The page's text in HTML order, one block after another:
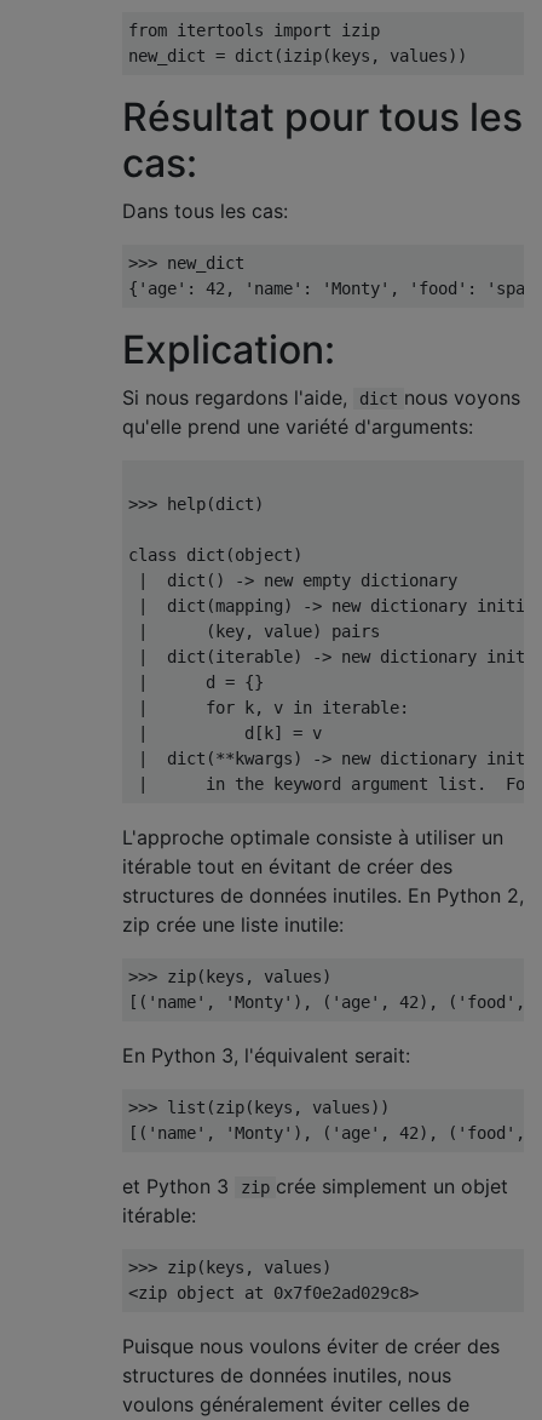
from itertools import izip
new_dict = dict (izip( keys , values))
Résultat pour tous les
cas:
Dans tous les cas:
>>>
{ 'age' : 42 , 'name' : 'Monty' , 'food' :
Explication:
Si nous regardons l'aide, dict nous voyons
qu'elle prend une variété d'arguments:
>>> help(dict)
class dict(object)
|  dict() -> new empty dictionary
|  dict(mapping) -> new dictionary
|      (key, value) pairs
|  dict(iterable) -> new dictionary
|      d = {}
|      for k, v in iterable:
|          d[k] = v
|  dict(**kwargs) -> new dictionary
L'approche optimale consiste à utiliser un
itérable tout en évitant de créer des
structures de données inutiles. En Python 2,
zip crée une liste inutile:
>>> zip( keys , values)
[( 'name' , 'Monty' ), ( 'age' , 42), ( 'food' ,
En Python 3, l'équivalent serait:
>>> list (zip( keys , values))
[( 'name' , 'Monty' ), ( 'age' , 42), ( 'food' ,
et Python 3 zip crée simplement un objet
itérable:
>>> zip( keys , values)
<zip object at 0x7f0e2ad029c8>
Puisque nous voulons éviter de créer des
structures de données inutiles, nous
voulons généralement éviter celles de